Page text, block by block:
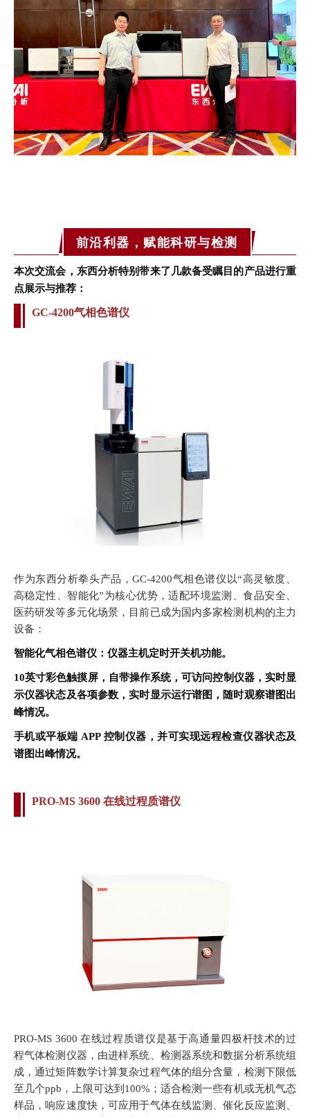
前沿利器，赋能科研与检测
本次交流会，东西分析特别带来了几款备受瞩目的产品进行重
点展示与推荐：
GC-4200气相色谱仪
作为东西分析拳头产品，GC-4200气相色谱仪以“高灵敏度、
高稳定性、智能化”为核心优势，适配环境监测、食品安全、
医药研发等多元化场景，目前已成为国内多家检测机构的主力
设备：
智能化气相色谱仪：仪器主机定时开关机功能。
10英寸彩色触摸屏，自带操作系统，可访问控制仪器，实时显
示仪器状态及各项参数，实时显示运行谱图，随时观察谱图出
峰情况。
手机或平板端 APP 控制仪器，并可实现远程检查仪器状态及
谱图出峰情况。
PRO-MS 3600 在线过程质谱仪
PRO-MS 3600 在线过程质谱仪是基于高通量四极杆技术的过
程气体检测仪器，由进样系统、检测器系统和数据分析系统组
成，通过矩阵数学计算复杂过程气体的组分含量，检测下限低
至几个ppb，上限可达到100%；适合检测一些有机或无机气态
样品，响应速度快，可应用于气体在线监测、催化反应监测、